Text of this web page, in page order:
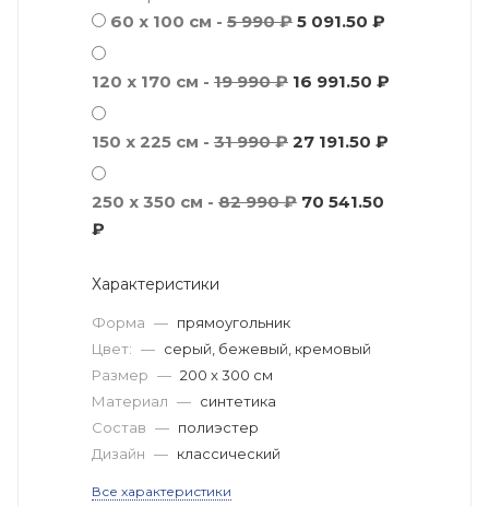
60 x 100 см - 5 990 ₽ 5 091.50 ₽
120 x 170 см - 19 990 ₽ 16 991.50 ₽
150 x 225 см - 31 990 ₽ 27 191.50 ₽
250 x 350 см - 82 990 ₽ 70 541.50
₽
Характеристики
Форма — прямоугольник
Цвет: — серый, бежевый, кремовый
Размер — 200 x 300 см
Материал — синтетика
Состав — полиэстер
Дизайн — классический
Все характеристики